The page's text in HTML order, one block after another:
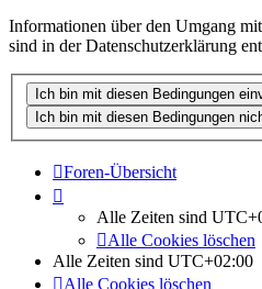
Informationen über den Umgang
sind in der Datenschutzerklärung
Foren-Übersicht
Alle Zeiten sind
Alle Cookies löschen
Alle Zeiten sind UTC+02:00
Alle Cookies löschen